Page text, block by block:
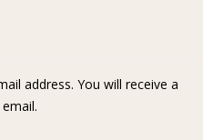
address. You will receive a